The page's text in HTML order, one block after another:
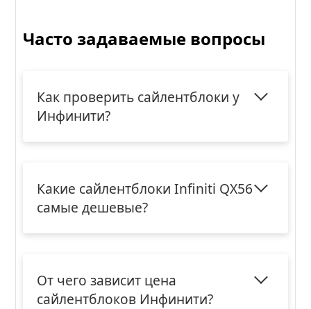
Часто задаваемые вопросы
Как проверить сайлентблоки у
Инфинити?
Какие сайлентблоки Infiniti QX56
самые дешевые?
От чего зависит цена
сайлентблоков Инфинити?